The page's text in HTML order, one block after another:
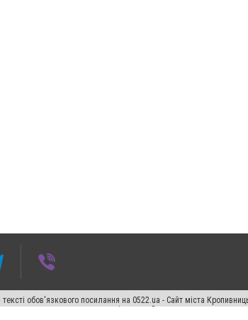
обов'язкового посилання на 0522.ua - Сайт міста
виняткових прав переслідується Законом.